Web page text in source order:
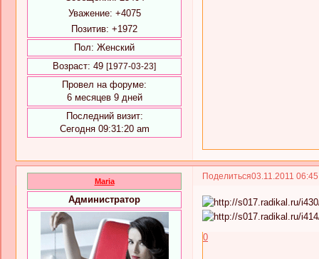
Уважение: +4075
Позитив: +1972
Пол: Женский
Возраст: 49 [1977-03-23]
Провел на форуме:
6 месяцев 9 дней
Последний визит:
Сегодня 09:31:20 am
Поделиться03.11.2011
Maria
Администратор
0